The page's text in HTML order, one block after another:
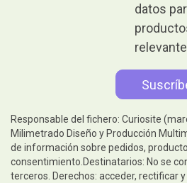
datos
Responsable del fichero: Curiosite
Milimetrado Diseño y Producción
de información sobre pedidos,
consentimiento.Destinatarios: No se
terceros. Derechos: acceder, rectificar